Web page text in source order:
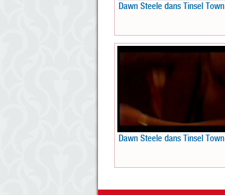
Dawn Steele dans Tinsel
Dawn Steele dans Tinsel